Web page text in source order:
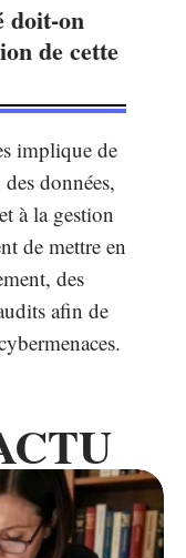
doit-on
de cette
implique de
données,
à la gestion
de mettre en
des
afin de